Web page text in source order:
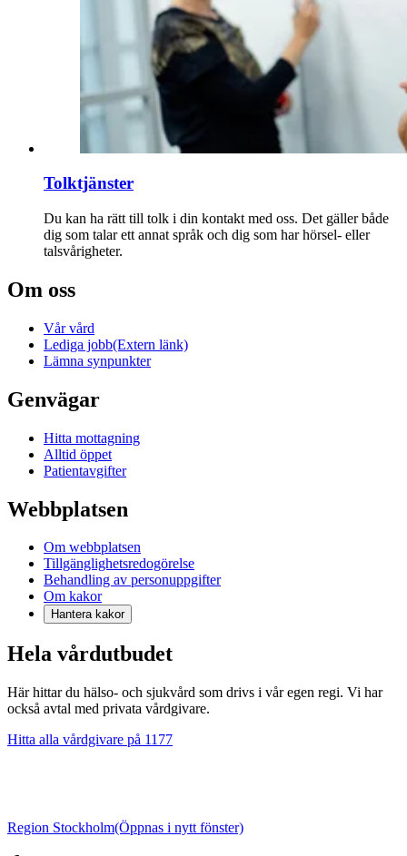
Tolktjänster
Du kan ha rätt till tolk i din kontakt med oss. Det gäller både
dig som talar ett annat språk och dig som har hörsel- eller
talsvårigheter.
Om oss
Vår vård
Lediga jobb(Extern länk)
Lämna synpunkter
Genvägar
Hitta mottagning
Alltid öppet
Patientavgifter
Webbplatsen
Om webbplatsen
Tillgänglighetsredogörelse
Behandling av personuppgifter
Om kakor
Hantera kakor
Hela vårdutbudet
Här hittar du hälso- och sjukvård som drivs i vår egen regi. Vi har
också avtal med privata vårdgivare.
Hitta alla vårdgivare på 1177
Region Stockholm(Öppnas i nytt fönster)